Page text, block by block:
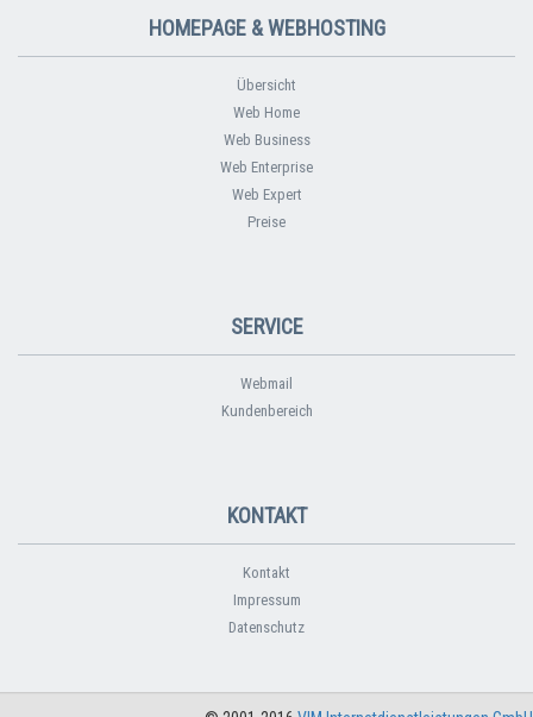
HOMEPAGE & WEBHOSTING
Übersicht
Web Home
Web Business
Web Enterprise
Web Expert
Preise
SERVICE
Webmail
Kundenbereich
KONTAKT
Kontakt
Impressum
Datenschutz